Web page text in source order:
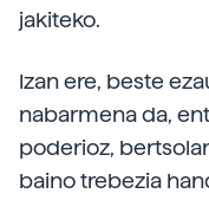
jakiteko.
Izan ere, beste
nabarmena da,
poderioz,
baino trebezia